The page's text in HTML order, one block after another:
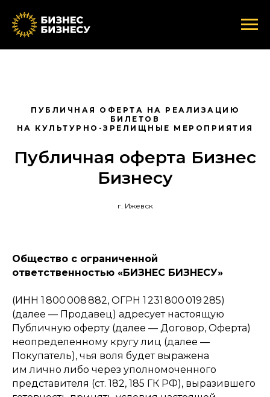
ПУБЛИЧНАЯ ОФЕРТА НА РЕАЛИЗАЦИЮ
БИЛЕТОВ
НА КУЛЬТУРНО-ЗРЕЛИЩНЫЕ МЕРОПРИЯТИЯ
Публичная оферта Бизнес
Бизнесу
г. Ижевск
Общество с ограниченной
ответственностью «БИЗНЕС БИЗНЕСУ»
(ИНН 1 800 008 882, ОГРН 1 231 800 019 285)
(далее — Продавец) адресует настоящую
Публичную оферту (далее — Договор, Оферта)
неопределенному кругу лиц (далее —
Покупатель), чья воля будет выражена
им лично либо через уполномоченного
представителя (ст. 182, 185 ГК РФ), выразившего